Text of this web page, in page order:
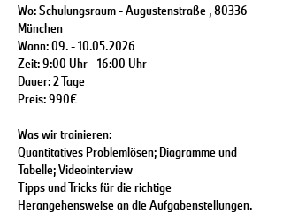
Wo: Schulungsraum - Augustenstraße , 80336
München
Wann: 09. - 10.05.2026
Zeit: 9:00 Uhr - 16:00 Uhr
Dauer: 2 Tage
Preis: 990€
Was wir trainieren:
Quantitatives Problemlösen; Diagramme und
Tabelle; Videointerview
Tipps und Tricks für die richtige
Herangehensweise an die Aufgabenstellungen.